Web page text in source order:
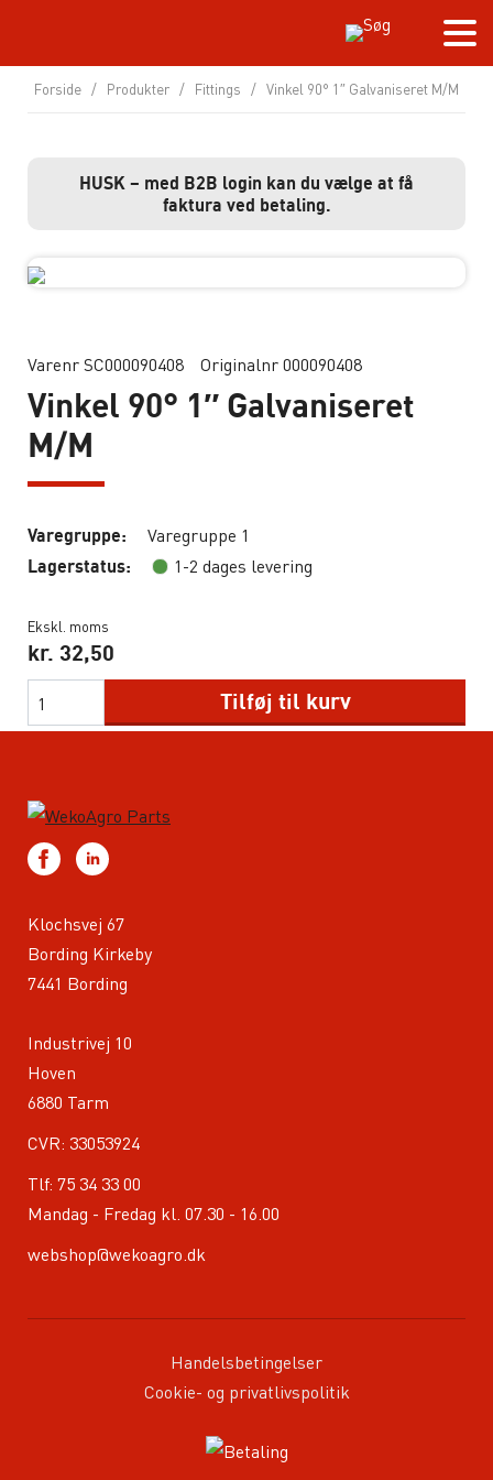
Forside / Produkter / Fittings / Vinkel 90° 1″ Galvaniseret M/M
HUSK – med B2B login kan du vælge at få
faktura ved betaling.
Varenr SC000090408 Originalnr 000090408
Vinkel 90° 1″ Galvaniseret
M/M
Varegruppe: Varegruppe 1
Lagerstatus: 1-2 dages levering
Ekskl. moms
kr. 32,50
Tilføj til kurv
Klochsvej 67
Bording Kirkeby
7441 Bording
Industrivej 10
Hoven
6880 Tarm
CVR: 33053924
Tlf: 75 34 33 00
Mandag - Fredag kl. 07.30 - 16.00
webshop@wekoagro.dk
Handelsbetingelser
Cookie- og privatlivspolitik